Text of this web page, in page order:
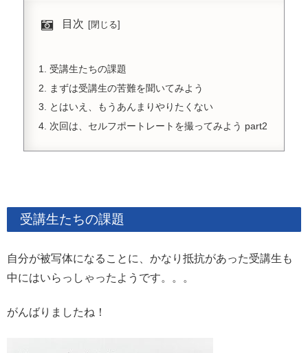
目次
受講生たちの課題
まずは受講生の苦難を聞いてみよう
とはいえ、もうあんまりやりたくない
次回は、セルフポートレートを撮ってみよう part2
受講生たちの課題
自分が被写体になることに、かなり抵抗があった受講生も
中にはいらっしゃったようです。。。
がんばりましたね！